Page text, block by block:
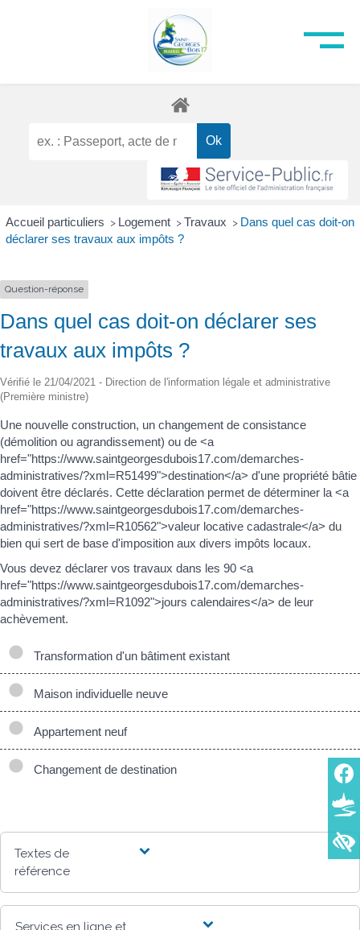
Accueil particuliers > Logement > Travaux > Dans quel cas doit-on
déclarer ses travaux aux impôts ?
Question-réponse
Dans quel cas doit-on déclarer ses
travaux aux impôts ?
Vérifié le 21/04/2021 - Direction de l'information légale et administrative
(Première ministre)
Une nouvelle construction, un changement de consistance
(démolition ou agrandissement) ou de <a
href="https://www.saintgeorgesdubois17.com/demarches-
administratives/?xml=R51499">destination</a> d'une propriété bâtie
doivent être déclarés. Cette déclaration permet de déterminer la <a
href="https://www.saintgeorgesdubois17.com/demarches-
administratives/?xml=R10562">valeur locative cadastrale</a> du
bien qui sert de base d'imposition aux divers impôts locaux.
Vous devez déclarer vos travaux dans les 90 <a
href="https://www.saintgeorgesdubois17.com/demarches-
administratives/?xml=R1092">jours calendaires</a> de leur
achèvement.
Transformation d'un bâtiment existant
Maison individuelle neuve
Appartement neuf
Changement de destination
Textes de
référence
Services en ligne et